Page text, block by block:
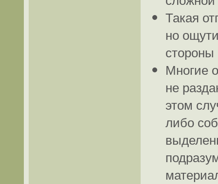
Такая
но
стороны
Многие
не
этом
либо